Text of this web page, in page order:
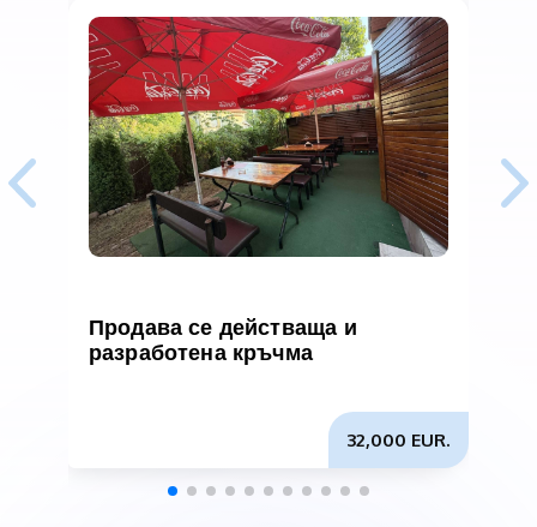
Продава се действаща и
разработена кръчма
32,000 EUR.